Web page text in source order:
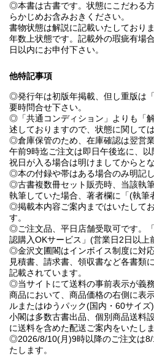
◎本書は古書です。状態にこだわる
らかじめお含みおきください。
書物状態は解説に記載いたしており
年数上状態です。記載外の瑕疵有場
日以内にお申付下さい。
他特記事項
◎発行年は初版年掲載、但し重版は
要時問合せ下さい。
◎「共通コンディション」よりも「
述しておりますので、状態に関して
◎倉庫保管のため、在庫確認は翌営業
午前9時迄ご注文は即日午後迄に、
祝日が入る場合は明けましてからとな
◎本の付録や帯はある場合のみ明記し
◎古書複数冊セット販売時、当該執
執筆していた場合、著者欄に「(執筆
◎掲載本内容ご案内まではいたして
す。
◎ご注文品、平日店舗受取可です。
認購入OKサービス」(営業日2日以上
◎金沢文圃閣はインボイス制度に対
見積書、請求書、領収書など各書類
記載されています。
◎当サイトにて送料の事前表示が義
商品において、商品価格の右側に表
ルまたはゆうパック(国内・60サイズ
小閣は多数古書出品、個別商品送料
に送料を含めた配送ご案内をいたしま
◎2026/8/10(月)9時以降のご注文は
たします。